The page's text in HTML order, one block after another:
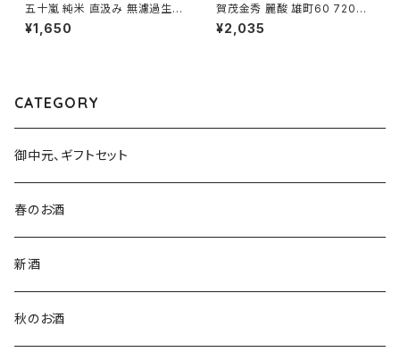
五十嵐 純米 直汲み 無濾過生原
酒 720ml１本（五十嵐酒造・埼
玉県飯能市大字川寺）
¥1,650
賀茂金秀 麗酸 雄町60 720ml
１本（金光酒造・広島県東広島市
黒瀬町）
¥2,035
CATEGORY
御中元、ギフトセット
春のお酒
新酒
秋のお酒